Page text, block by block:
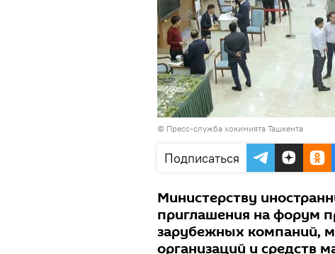
© Пресс-служба хокимията Ташкента
Подписаться
Министерству
приглашения на форум
зарубежных компаний,
организаций и средств